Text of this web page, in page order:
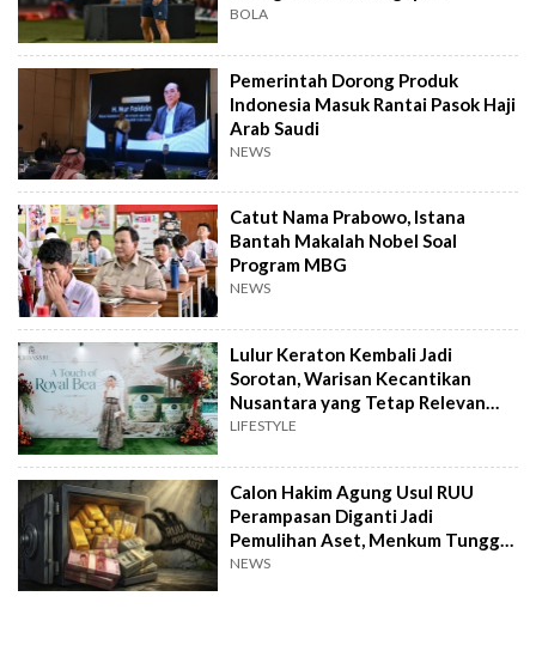
BOLA
Pemerintah Dorong Produk
Indonesia Masuk Rantai Pasok Haji
Arab Saudi
NEWS
Catut Nama Prabowo, Istana
Bantah Makalah Nobel Soal
Program MBG
NEWS
Lulur Keraton Kembali Jadi
Sorotan, Warisan Kecantikan
Nusantara yang Tetap Relevan
hingga Kini
LIFESTYLE
Calon Hakim Agung Usul RUU
Perampasan Diganti Jadi
Pemulihan Aset, Menkum Tunggu
Langkah DPR
NEWS